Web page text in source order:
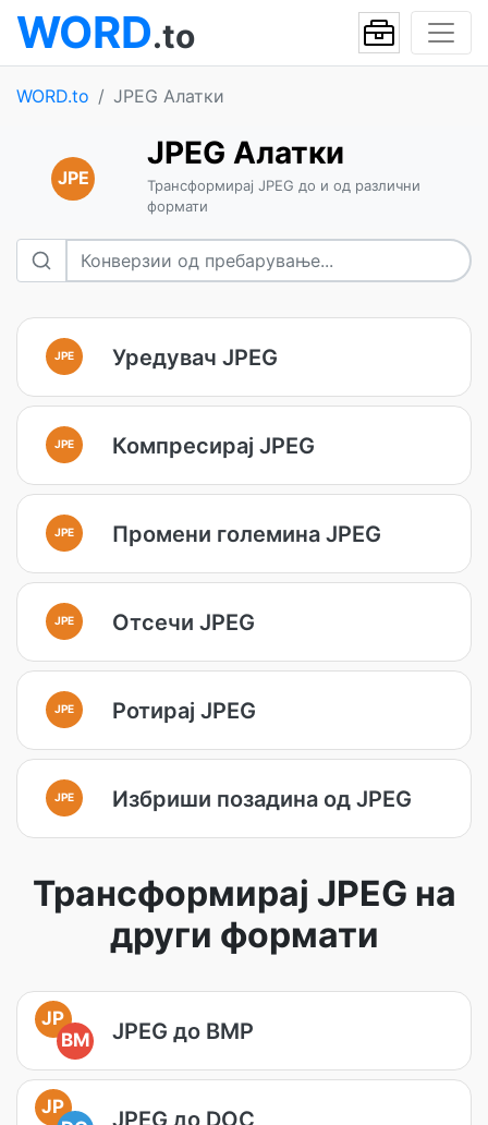
WORD.to
WORD.to JPEG Алатки
JPE
JPEG Алатки
Трансформирај JPEG до и од различни
формати
JPE Уредувач JPEG
JPE Компресирај JPEG
JPE Промени големина JPEG
JPE Отсечи JPEG
JPE Ротирај JPEG
JPE Избриши позадина од JPEG
Трансформирај JPEG на
други формати
JP
BM
JPEG до BMP
JP
JPEG до DOC